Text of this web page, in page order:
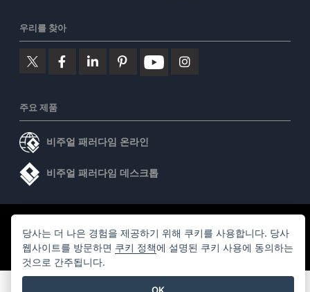
우리를 찾아
주요 제품
비주얼 패러다임 온라인
비주얼 패러다임 데스크톱
서비스 약관
AI Policy
개인정보 보호정책
당사는 더 나은 경험을 제공하기 위해 쿠키를 사용합니다. 당사
웹사이트를 방문하면 쿠키 정책에 설명된 쿠키 사용에 동의하는
것으로 간주됩니다.